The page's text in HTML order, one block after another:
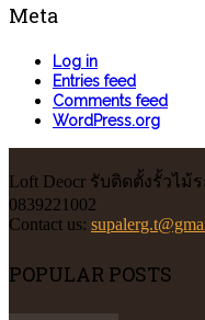
Meta
Log in
Entries feed
Comments feed
WordPress.org
Loft Deocr รับติดตั้งรั้วไม้
0839221002
Contact us:
POPULAR POSTS